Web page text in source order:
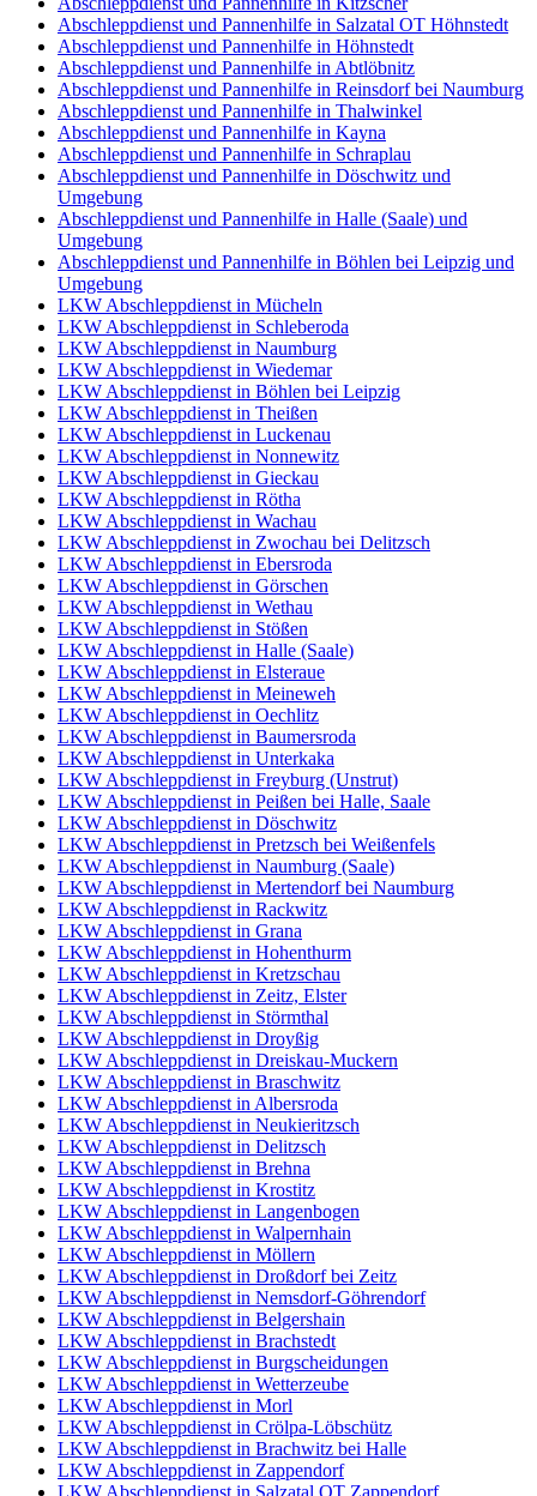
Abschleppdienst und Pannenhilfe in Salzatal OT Höhnstedt
Abschleppdienst und Pannenhilfe in Höhnstedt
Abschleppdienst und Pannenhilfe in Abtlöbnitz
Abschleppdienst und Pannenhilfe in Reinsdorf bei Naumburg
Abschleppdienst und Pannenhilfe in Thalwinkel
Abschleppdienst und Pannenhilfe in Kayna
Abschleppdienst und Pannenhilfe in Schraplau
Abschleppdienst und Pannenhilfe in Döschwitz und
Umgebung
Abschleppdienst und Pannenhilfe in Halle (Saale) und
Umgebung
Abschleppdienst und Pannenhilfe in Böhlen bei Leipzig und
Umgebung
LKW Abschleppdienst in Mücheln
LKW Abschleppdienst in Schleberoda
LKW Abschleppdienst in Naumburg
LKW Abschleppdienst in Wiedemar
LKW Abschleppdienst in Böhlen bei Leipzig
LKW Abschleppdienst in Theißen
LKW Abschleppdienst in Luckenau
LKW Abschleppdienst in Nonnewitz
LKW Abschleppdienst in Gieckau
LKW Abschleppdienst in Rötha
LKW Abschleppdienst in Wachau
LKW Abschleppdienst in Zwochau bei Delitzsch
LKW Abschleppdienst in Ebersroda
LKW Abschleppdienst in Görschen
LKW Abschleppdienst in Wethau
LKW Abschleppdienst in Stößen
LKW Abschleppdienst in Halle (Saale)
LKW Abschleppdienst in Elsteraue
LKW Abschleppdienst in Meineweh
LKW Abschleppdienst in Oechlitz
LKW Abschleppdienst in Baumersroda
LKW Abschleppdienst in Unterkaka
LKW Abschleppdienst in Freyburg (Unstrut)
LKW Abschleppdienst in Peißen bei Halle, Saale
LKW Abschleppdienst in Döschwitz
LKW Abschleppdienst in Pretzsch bei Weißenfels
LKW Abschleppdienst in Naumburg (Saale)
LKW Abschleppdienst in Mertendorf bei Naumburg
LKW Abschleppdienst in Rackwitz
LKW Abschleppdienst in Grana
LKW Abschleppdienst in Hohenthurm
LKW Abschleppdienst in Kretzschau
LKW Abschleppdienst in Zeitz, Elster
LKW Abschleppdienst in Störmthal
LKW Abschleppdienst in Droyßig
LKW Abschleppdienst in Dreiskau-Muckern
LKW Abschleppdienst in Braschwitz
LKW Abschleppdienst in Albersroda
LKW Abschleppdienst in Neukieritzsch
LKW Abschleppdienst in Delitzsch
LKW Abschleppdienst in Brehna
LKW Abschleppdienst in Krostitz
LKW Abschleppdienst in Langenbogen
LKW Abschleppdienst in Walpernhain
LKW Abschleppdienst in Möllern
LKW Abschleppdienst in Droßdorf bei Zeitz
LKW Abschleppdienst in Nemsdorf-Göhrendorf
LKW Abschleppdienst in Belgershain
LKW Abschleppdienst in Brachstedt
LKW Abschleppdienst in Burgscheidungen
LKW Abschleppdienst in Wetterzeube
LKW Abschleppdienst in Morl
LKW Abschleppdienst in Crölpa-Löbschütz
LKW Abschleppdienst in Brachwitz bei Halle
LKW Abschleppdienst in Zappendorf